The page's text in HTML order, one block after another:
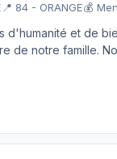
📍 84 - ORANGE💰
d'humanité et de
de notre famille.